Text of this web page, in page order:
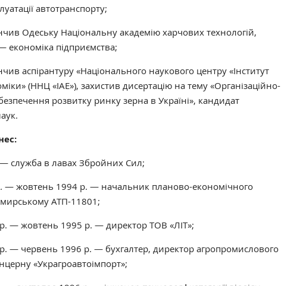
автотранспорту;
Одеську Національну академію харчових технологій,
економіка підприємства;
аспірантуру «Національного наукового центру «Інститут
(ННЦ «ІАЕ»), захистив дисертацію на тему «Організаційно-
розвитку ринку зерна в Україні», кандидат
служба в лавах Збройних Сил;
— жовтень 1994 р. — начальник планово-економічного
АТП-11801;
— жовтень 1995 р. — директор ТОВ «ЛІТ»;
— червень 1996 р. — бухгалтер, директор агропромислового
«Украгроавтоімпорт»;